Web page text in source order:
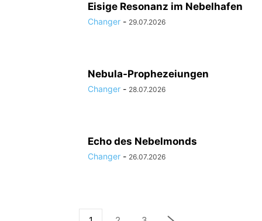
Eisige Resonanz im Nebelhafen
Changer - 29.07.2026
Nebula-Prophezeiungen
Changer - 28.07.2026
Echo des Nebelmonds
Changer - 26.07.2026